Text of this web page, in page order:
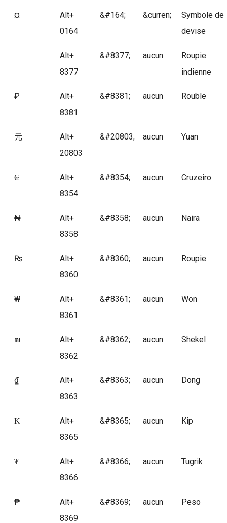
¤
Alt+
0164
&#164; &curren;
Symbole de
devise
Alt+
8377
&#8377; aucun
Roupie
indienne
₽
Alt+
8381
&#8381; aucun Rouble
元
Alt+
20803
&#20803; aucun Yuan
₢
Alt+
8354
&#8354; aucun Cruzeiro
₦
Alt+
8358
&#8358; aucun Naira
₨
Alt+
8360
&#8360; aucun Roupie
₩
Alt+
8361
&#8361; aucun Won
₪
Alt+
8362
&#8362; aucun Shekel
₫
Alt+
8363
&#8363; aucun Dong
₭
Alt+
8365
&#8365; aucun Kip
₮
Alt+
8366
&#8366; aucun Tugrik
₱
Alt+
8369
&#8369; aucun Peso